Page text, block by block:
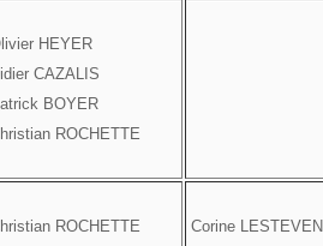
HEYER
CAZALIS
BOYER
ROCHETTE
ROCHETTE
Corine LESTEVEN